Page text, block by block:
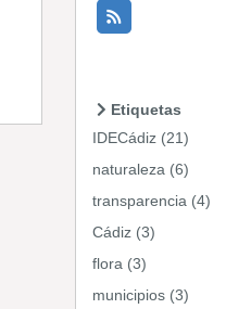
Etiquetas
IDECádiz (21)
naturaleza (6)
transparencia (4)
Cádiz (3)
flora (3)
municipios (3)